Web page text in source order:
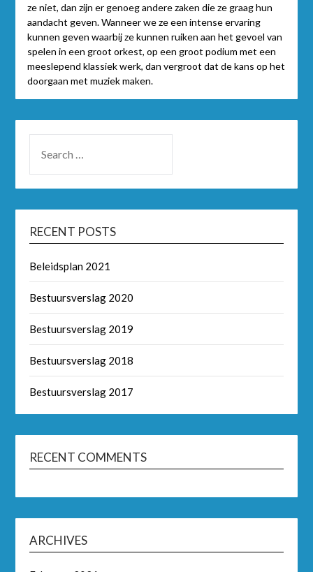
ze niet, dan zijn er genoeg andere zaken die ze graag hun
aandacht geven. Wanneer we ze een intense ervaring
kunnen geven waarbij ze kunnen ruiken aan het gevoel van
spelen in een groot orkest, op een groot podium met een
meeslepend klassiek werk, dan vergroot dat de kans op het
doorgaan met muziek maken.
RECENT POSTS
Beleidsplan 2021
Bestuursverslag 2020
Bestuursverslag 2019
Bestuursverslag 2018
Bestuursverslag 2017
RECENT COMMENTS
ARCHIVES